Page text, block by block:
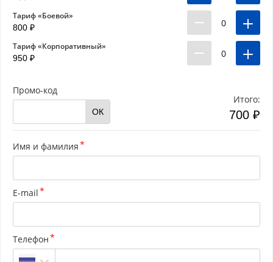
Тариф «Боевой»
800 ₽ 0
Тариф «Корпоративный»
950 ₽ 0
Промо-код
ОК
Итого:
700 ₽
Имя и фамилия
E-mail
Телефон